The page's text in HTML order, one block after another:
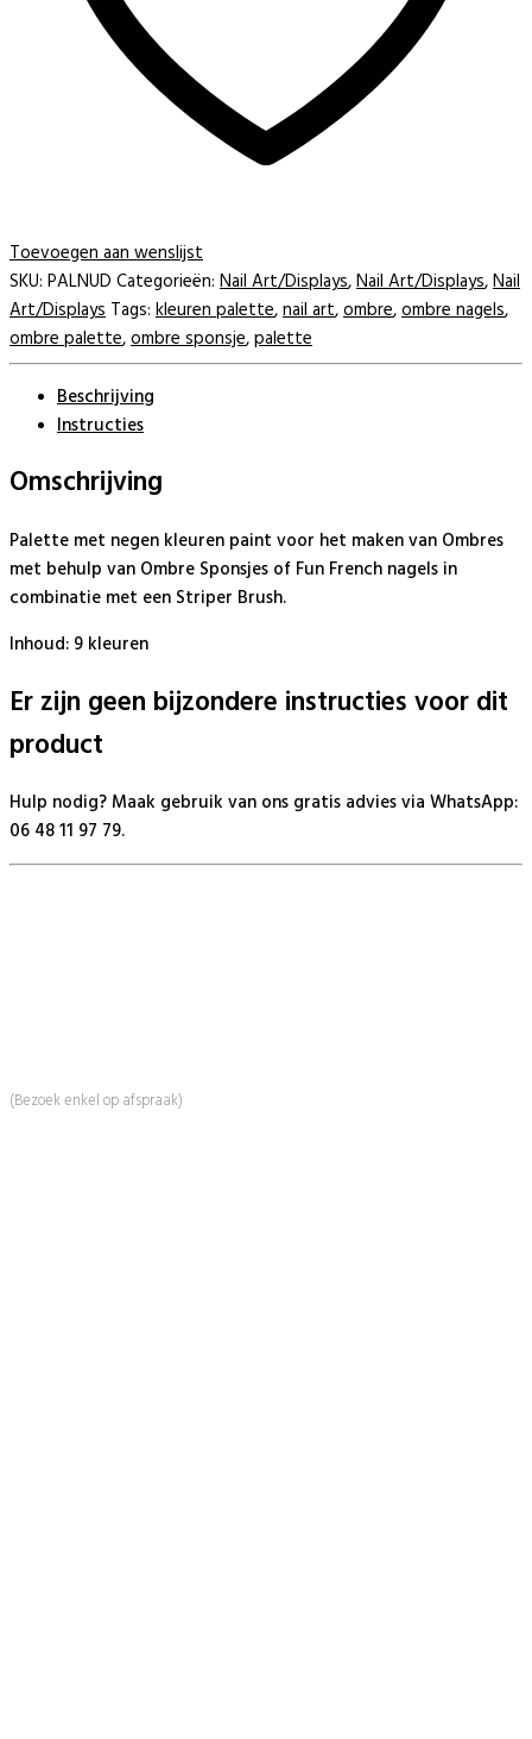
Toevoegen aan wenslijst
SKU: PALNUD Categorieën: Nail Art/Displays,Nail Art/Displays,Nail
Art/Displays Tags: kleuren palette,nail art,ombre,ombre nagels,
ombre palette,ombre sponsje,palette
Beschrijving
Instructies
Omschrijving
Palette met negen kleuren paint voor het maken van Ombres
met behulp van Ombre Sponsjes of Fun French nagels in
combinatie met een Striper Brush.
Inhoud: 9 kleuren
Er zijn geen bijzondere instructies voor dit
product
Hulp nodig? Maak gebruik van ons gratis advies via WhatsApp:
06 48 11 97 79.
(Bezoek enkel op afspraak)